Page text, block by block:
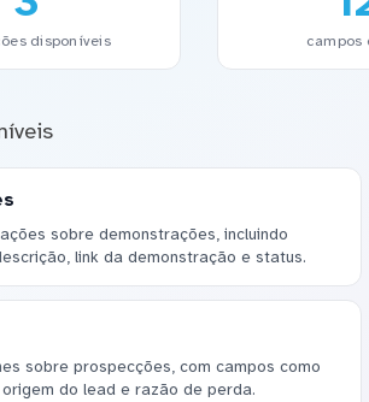
disponíveis campos
sobre demonstrações, incluindo
link da demonstração e status.
sobre prospecções, com campos como
do lead e razão de perda.